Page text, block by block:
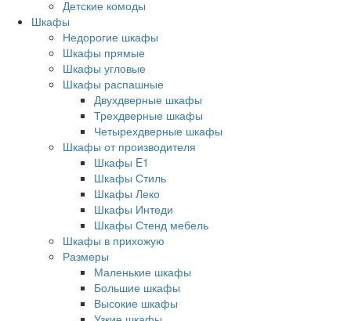
Детские комоды
Шкафы
Недорогие шкафы
Шкафы прямые
Шкафы угловые
Шкафы распашные
Двухдверные шкафы
Трехдверные шкафы
Четырехдверные шкафы
Шкафы от производителя
Шкафы E1
Шкафы Стиль
Шкафы Леко
Шкафы Интеди
Шкафы Стенд мебель
Шкафы в прихожую
Размеры
Маленькие шкафы
Большие шкафы
Высокие шкафы